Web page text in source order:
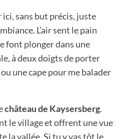
ici, sans but précis, juste
L’air sent le pain
font plonger dans une
à deux doigts de porter
une cape pour me balader
château de Kaysersberg.
le village et offrent une vue
la vallée. Si tu y vas tôt le